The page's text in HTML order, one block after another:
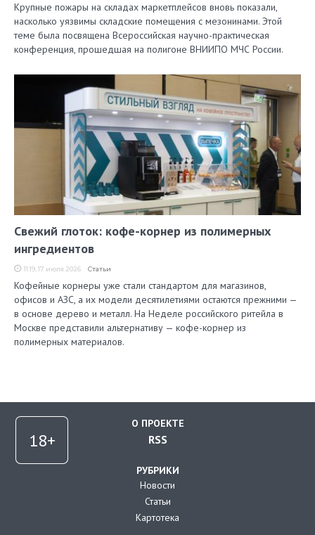
Крупные пожары на складах маркетплейсов вновь показали,
насколько уязвимы складские помещения с мезонинами. Этой
теме была посвящена Всероссийская научно-практическая
конференция, прошедшая на полигоне ВНИИПО МЧС России.
Свежий глоток: кофе-корнер из полимерных
ингредиентов
11:19, 17 июля 2026 Статьи
Кофейные корнеры уже стали стандартом для магазинов,
офисов и АЗС, а их модели десятилетиями остаются прежними —
в основе дерево и металл. На Неделе российского ритейла в
Москве представили альтернативу — кофе-корнер из
полимерных материалов.
О ПРОЕКТЕ
RSS
РУБРИКИ
Новости
Статьи
Картотека